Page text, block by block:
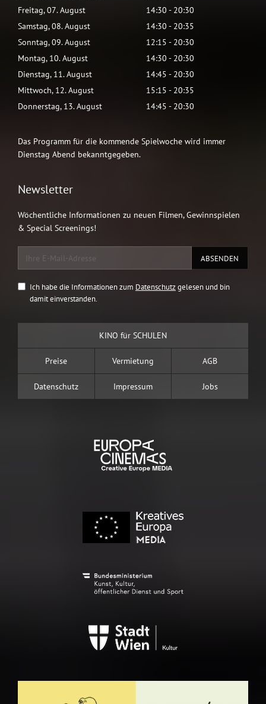
Freitag,07.August 14:30 - 20:30
Samstag,08.August 14:30 - 20:35
Sonntag,09.August 12:15 - 20:30
Montag, 10.August 14:30 - 20:30
Dienstag, 11.August 14:45 - 20:30
Mittwoch, 12.August 15:15 - 20:35
Donnerstag, 13.August 14:45 - 20:30
Das Programm für die kommende Spielwoche wird immer
Dienstag Abend bekanntgegeben.
Newsletter
Wöchentliche Informationen zu neuen Filmen, Gewinnspielen
& Special Screenings!
Ich habe die Informationen zum Datenschutzgelesen und bin
damit einverstanden.
KINO für SCHULEN
Preise Vermietung AGB
Datenschutz Impressum Jobs